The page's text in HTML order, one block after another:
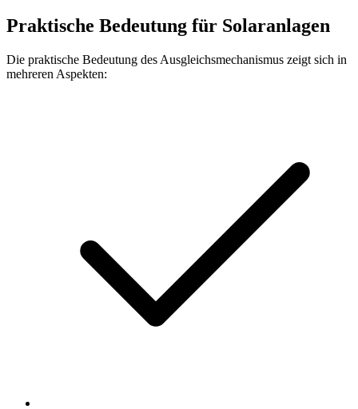
Praktische Bedeutung für Solaranlagen
Die praktische Bedeutung des Ausgleichsmechanismus zeigt sich in
mehreren Aspekten: